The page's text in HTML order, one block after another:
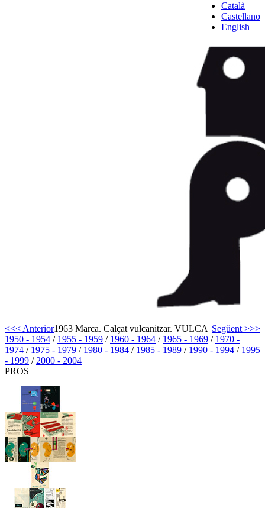
Català
Castellano
English
<<< Anterior
Següent >>>
1950 - 1954 / 1955 - 1959 / 1960 - 1964 / 1965 - 1969 / 1970 -
1974 / 1975 - 1979 / 1980 - 1984 / 1985 - 1989 / 1990 - 1994 / 1995
- 1999 / 2000 - 2004
1963 Marca. Calçat vulcanitzar. VULCA
PROS